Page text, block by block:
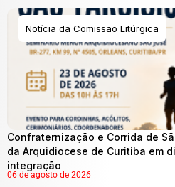
Notícia da Comissão Litúrgica
Confraternização e Corrida de
da Arquidiocese de Curitiba em
integração
06 de agosto de 2026